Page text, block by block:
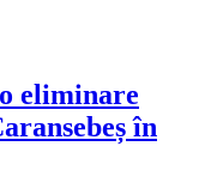
eliminare
în